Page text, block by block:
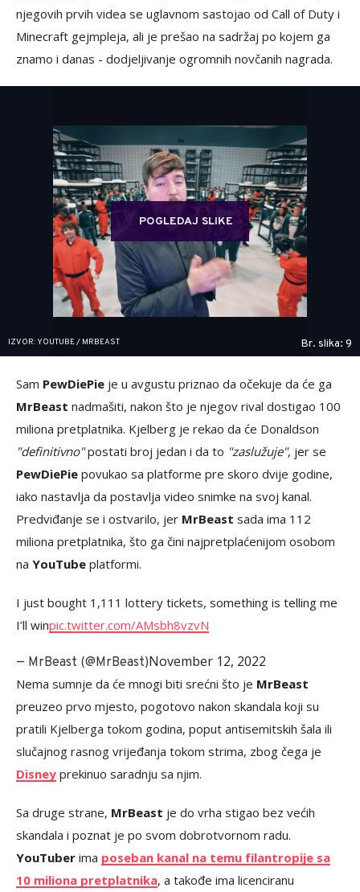
njegovih prvih videa se uglavnom sastojao od Call of Duty i
Minecraft gejmpleja, ali je prešao na sadržaj po kojem ga
znamo i danas - dodjeljivanje ogromnih novčanih nagrada.
POGLEDAJ SLIKE
IZVOR: YOUTUBE / MRBEAST Br. slika: 9
Sam PewDiePie je u avgustu priznao da očekuje da će ga
MrBeast nadmašiti, nakon što je njegov rival dostigao 100
miliona pretplatnika. Kjelberg je rekao da će Donaldson
"definitivno"postati broj jedan i da to "zaslužuje", jer se
PewDiePie povukao sa platforme pre skoro dvije godine,
iako nastavlja da postavlja video snimke na svoj kanal.
Predviđanje se i ostvarilo, jer MrBeast sada ima 112
miliona pretplatnika, što ga čini najpretplaćenijom osobom
na YouTube platformi.
I just bought 1,111 lottery tickets, something is telling me
I’ll winpic.twitter.com/AMsbh8vzvN
— MrBeast (@MrBeast)November 12, 2022
Nema sumnje da će mnogi biti srećni što je MrBeast
preuzeo prvo mjesto, pogotovo nakon skandala koji su
pratili Kjelberga tokom godina, poput antisemitskih šala ili
slučajnog rasnog vrijeđanja tokom strima, zbog čega je
Disney prekinuo saradnju sa njim.
Sa druge strane, MrBeast je do vrha stigao bez većih
skandala i poznat je po svom dobrotvornom radu.
YouTuber ima poseban kanal na temu filantropije sa
10 miliona pretplatnika, a takođe ima licenciranu